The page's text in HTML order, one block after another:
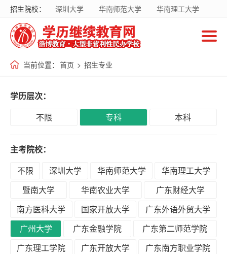
招生院校： 深圳大学 华南师范大学
华南理工大学
暨南大学
华南农业大学
广东财经大学
南方医科大学
国家开放大学
当前位置： 首页 > 招生专业
学历层次：
不限
专科 本科
主考院校：
不限
深圳大学 华南师范大学
华南理工大学
暨南大学
华南农业大学
广东财经大学
南方医科大学
国家开放大学
广东外语外贸大学
广州大学
广东金融学院
广东第二师范学院
广东理工学院
广东开放大学
广东南方职业学院